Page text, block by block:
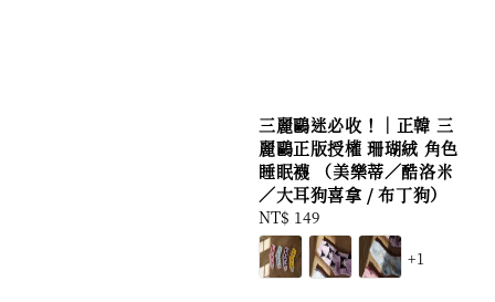
三麗鷗迷必收！｜正韓 三
麗鷗正版授權 珊瑚絨 角色
睡眠襪 （美樂蒂／酷洛米
／大耳狗喜拿 / 布丁狗）
Regular
price
NT$ 149
+1